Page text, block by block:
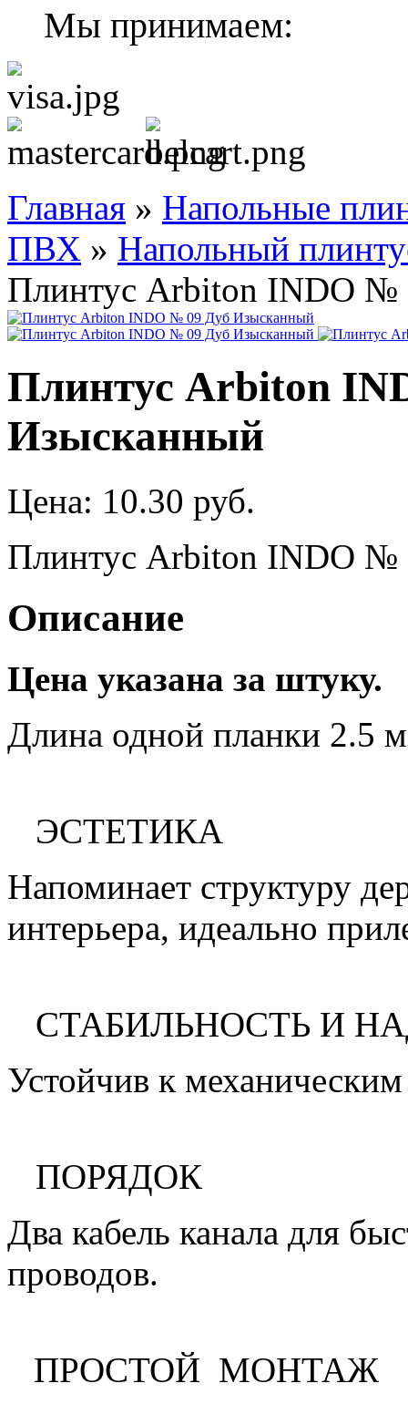
Мы принимаем:
Главная » Напольные
ПВХ » Напольный
Плинтус Arbiton INDO №
Плинтус Arbiton
Изысканный
Цена: 10.30 руб.
Плинтус Arbiton INDO №
Описание
Цена указана за штуку.
Длина одной планки 2.5
ЭСТЕТИКА
Напоминает структуру
интерьера, идеально
СТАБИЛЬНОСТЬ И
Устойчив к
ПОРЯДОК
Два кабель канала для
проводов.
ПРОСТОЙ МОНТАЖ